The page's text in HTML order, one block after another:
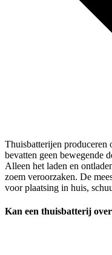
Thuisbatterijen produceren
bevatten geen bewegende
Alleen het laden en
zoem veroorzaken. De
voor plaatsing in huis,
Kan een thuisbatterij